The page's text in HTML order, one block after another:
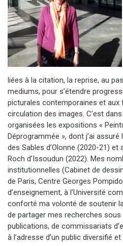
liées à la citation, la reprise, au
mediums, pour s’étendre
picturales contemporaines et aux
circulation des images. C’est
organisées les expositions «
Déprogrammée », dont j’ai
des Sables d’Olonne (2020-21) et
Roch d’Issoudun (2022). Mes
institutionnelles (Cabinet de
de Paris, Centre Georges
d’enseignement, à l’Université
conforté ma volonté de soutenir
de partager mes recherches
publications, de commissariats
à l’adresse d’un public diversifié et